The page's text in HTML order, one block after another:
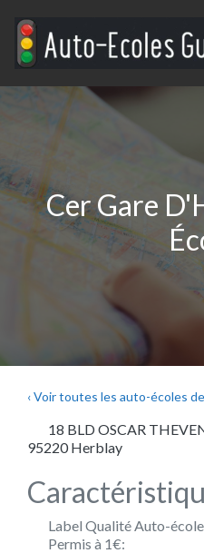
Cer Gare
‹ Voir toutes les auto-écoles
18 BLD OSCAR
95220 Herblay
Label Qualité Auto-
Permis à 1€: